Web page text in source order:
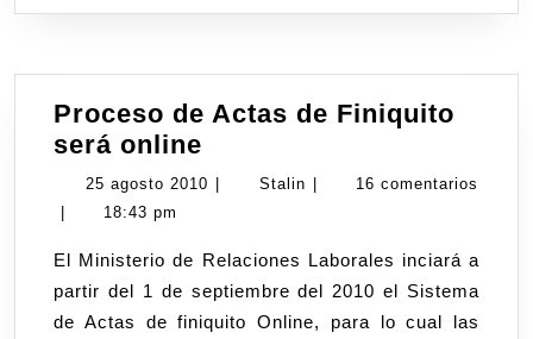
Proceso de Actas de Finiquito
será online
de
Finiquito
será
online
25 agosto 2010 25
Stalin Stalin16 comentarios
18:43 pm
El Ministerio de Relaciones Laborales inciará a
partir del 1 de septiembre del 2010 el Sistema
de Actas de finiquito Online, para lo cual las